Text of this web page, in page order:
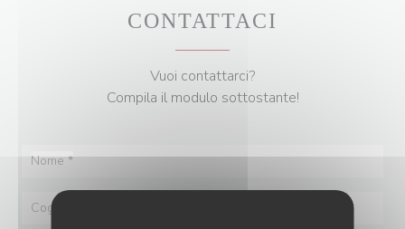
CONTATTACI
Vuoi contattarci?
Compila il modulo sottostante!